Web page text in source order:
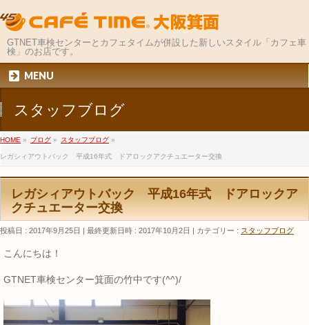
GTNET車検センターとカフェタイムが併設した新しいスタイル「カフェ車
検」のお店です。
MENU
スタッフブログ
HOME » ブログ » スタッフブログ »
レガシィアウトバック 平成16年式 ドアロックアクチュエーター交換
レガシィアウトバック 平成16年式 ドアロックア
クチュエーター交換
投稿日 : 2017年9月25日 最終更新日時 : 2017年10月2日 カテゴリー : スタッフブログ
こんにちは！
GTNET車検センター箕面の竹中です(^^)/